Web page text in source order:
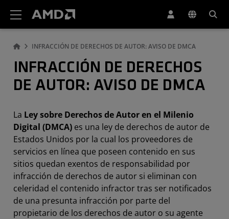
INFRACCIÓN DE DERECHOS DE AUTOR: AVISO DE DMCA
INFRACCIÓN DE DERECHOS
DE AUTOR: AVISO DE DMCA
La Ley sobre Derechos de Autor en el Milenio
Digital (DMCA) es una ley de derechos de autor de
Estados Unidos por la cual los proveedores de
servicios en línea que poseen contenido en sus
sitios quedan exentos de responsabilidad por
infracción de derechos de autor si eliminan con
celeridad el contenido infractor tras ser notificados
de una presunta infracción por parte del
propietario de los derechos de autor o su agente